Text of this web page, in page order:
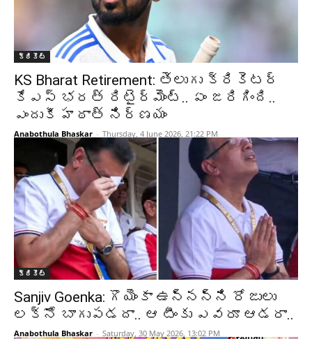
క్రికెట్‌
KS Bharat Retirement: తెలుగు క్రికెటర్
కేఎస్ భరత్ రిటైర్మెంట్.. ఏం జరిగింది..
ఎందుకీ హఠాత్ నిర్ణయం
Anabothula Bhaskar - Thursday, 4 June 2026, 21:22 PM
క్రికెట్‌
Sanjiv Goenka: గొయెంకా ఉన్నన్ని రోజులు
లక్నో బాగుపడదా.. ఆ టీంకు ఎవరూ ఆడరా..
Anabothula Bhaskar - Saturday, 30 May 2026, 13:02 PM